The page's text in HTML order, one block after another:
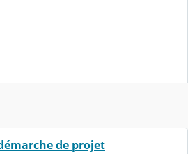
de projet